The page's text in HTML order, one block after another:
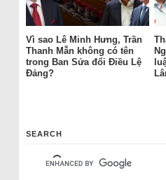
Vì sao Lê Minh Hưng, Trần
Thanh Mẫn không có tên
trong Ban Sửa đổi Điều Lệ
Đảng?
SEARCH